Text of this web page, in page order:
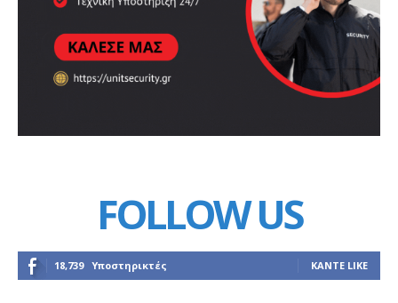
FOLLOW US
18,739 Υποστηρικτές ΚΆΝΤΕ LIKE